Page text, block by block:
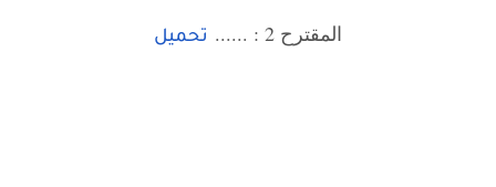
المقترح 2 : ...... تحميل